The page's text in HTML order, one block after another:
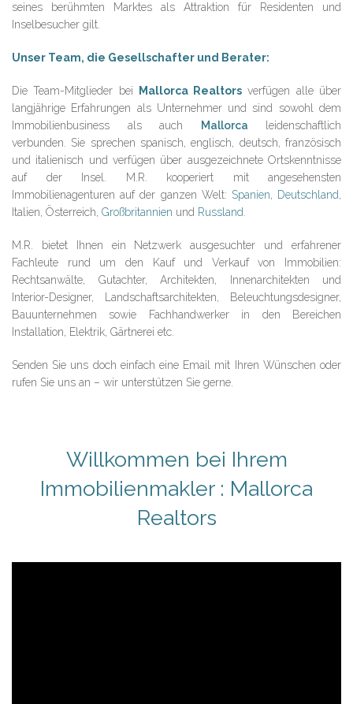
seines berühmten Marktes als Attraktion für Residenten und
Inselbesucher gilt.
Unser Team, die Gesellschafter und Berater:
Die Team-Mitglieder bei Mallorca Realtors verfügen alle über
langjährige Erfahrungen als Unternehmer und sind sowohl dem
Immobilienbusiness als auch
Mallorca leidenschaftlich
verbunden. Sie sprechen spanisch, englisch, deutsch, französisch
und italienisch und verfügen über ausgezeichnete Ortskenntnisse
auf der Insel. M.R. kooperiert mit angesehensten
Immobilienagenturen auf der ganzen Welt: Spanien Deutschland
Italien, Österreich, Großbritannien und Russland
M.R. bietet Ihnen ein Netzwerk ausgesuchter und erfahrener
Fachleute rund um den Kauf und Verkauf von Immobilien:
Rechtsanwälte, Gutachter, Architekten, Innenarchitekten und
Interior-Designer, Landschaftsarchitekten, Beleuchtungsdesigner,
Bauunternehmen sowie Fachhandwerker in den Bereichen
Installation, Elektrik, Gärtnerei etc.
Senden Sie uns doch einfach eine Email mit Ihren Wünschen oder
rufen Sie uns an – wir unterstützen Sie gerne.
Willkommen bei Ihrem
Immobilienmakler : Mallorca
Realtors